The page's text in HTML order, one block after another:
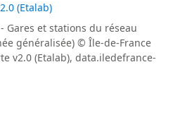
(Etalab)
Gares et stations du réseau
généralisée) © Île-de-France
v2.0 (Etalab), data.iledefrance-